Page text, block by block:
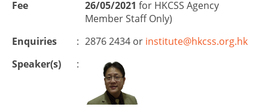
Fee 26/05/2021 for HKCSS Agency
Member Staff Only)
Enquiries
: 2876 2434 or institute@hkcss.org.hk
Speaker(s)
: